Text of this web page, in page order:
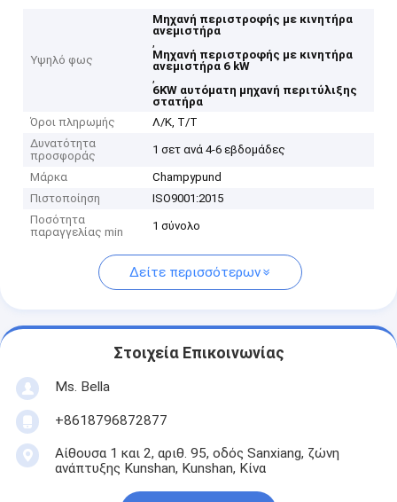
Υψηλό φως
Μηχανή περιστροφής με κινητήρα
ανεμιστήρα
,
Μηχανή περιστροφής με κινητήρα
ανεμιστήρα 6 kW
,
6KW αυτόματη μηχανή περιτύλιξης
στατήρα
Όροι πληρωμής
Λ/Κ, Τ/Τ
Δυνατότητα
προσφοράς
1 σετ ανά 4-6 εβδομάδες
Μάρκα
Champypund
Πιστοποίηση
ISO9001:2015
Ποσότητα
παραγγελίας min
1 σύνολο
Δείτε περισσότερων
Στοιχεία Επικοινωνίας
Ms. Bella
+8618796872877
Αίθουσα 1 και 2, αριθ. 95, οδός Sanxiang, ζώνη
ανάπτυξης Kunshan, Kunshan, Κίνα